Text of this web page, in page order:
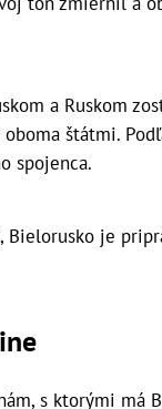
a Ruskom
štátmi.
spojenca.
je
s ktorými má